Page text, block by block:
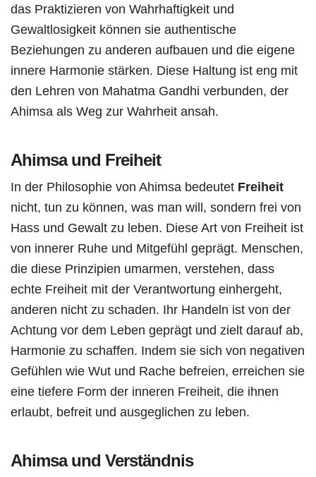
das Praktizieren von Wahrhaftigkeit und
Gewaltlosigkeit können sie authentische
Beziehungen zu anderen aufbauen und die eigene
innere Harmonie stärken. Diese Haltung ist eng mit
den Lehren von Mahatma Gandhi verbunden, der
Ahimsa als Weg zur Wahrheit ansah.
Ahimsa und Freiheit
In der Philosophie von Ahimsa bedeutet Freiheit
nicht, tun zu können, was man will, sondern frei von
Hass und Gewalt zu leben. Diese Art von Freiheit ist
von innerer Ruhe und Mitgefühl geprägt. Menschen,
die diese Prinzipien umarmen, verstehen, dass
echte Freiheit mit der Verantwortung einhergeht,
anderen nicht zu schaden. Ihr Handeln ist von der
Achtung vor dem Leben geprägt und zielt darauf ab,
Harmonie zu schaffen. Indem sie sich von negativen
Gefühlen wie Wut und Rache befreien, erreichen sie
eine tiefere Form der inneren Freiheit, die ihnen
erlaubt, befreit und ausgeglichen zu leben.
Ahimsa und Verständnis